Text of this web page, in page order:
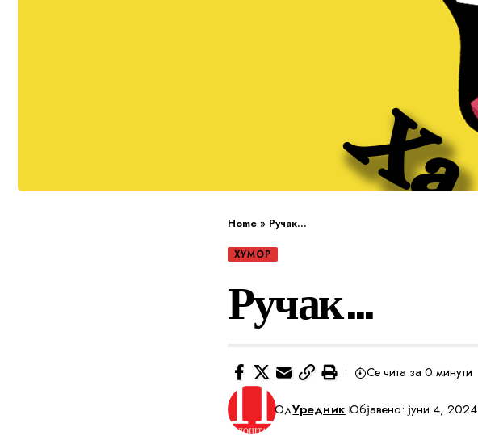
Home » Ручак…
ХУМОР
Ручак…
ОдУредник Објавено: јуни 4, 2024
Се чита за 0 минути